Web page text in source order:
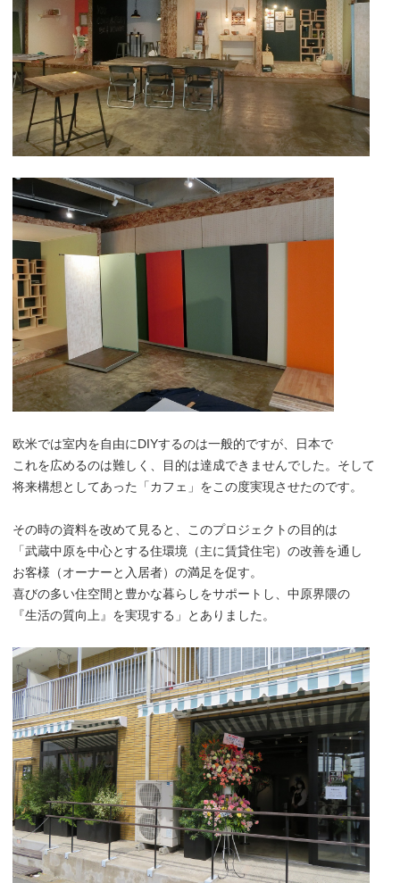
欧米では室内を自由にDIYするのは一般的ですが、日本で
これを広めるのは難しく、目的は達成できませんでした。そして
将来構想としてあった「カフェ」をこの度実現させたのです。
その時の資料を改めて見ると、このプロジェクトの目的は
「武蔵中原を中心とする住環境（主に賃貸住宅）の改善を通し
お客様（オーナーと入居者）の満足を促す。
喜びの多い住空間と豊かな暮らしをサポートし、中原界隈の
『生活の質向上』を実現する」とありました。